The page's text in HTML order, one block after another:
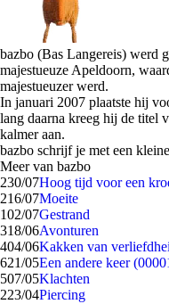
bazbo (Bas Langereis) werd
majestueuze Apeldoorn,
majestueuzer werd.
In januari 2007 plaatste hij
lang daarna kreeg hij de titel
kalmer aan.
bazbo schrijf je met een
Meer van bazbo
230/07Hoog tijd voor een
216/07Moeite
102/07Gestrand
318/06Avonturen
404/06Kakken van
621/05Een andere keer
507/05Klachten
223/04Piercing